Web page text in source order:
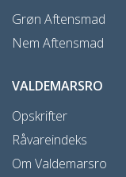
Grøn Aftensmad
Nem Aftensmad
VALDEMARSRO
Opskrifter
Råvareindeks
Om Valdemarsro